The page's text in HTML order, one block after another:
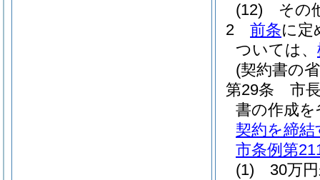
(12)
その
2
前条に定
ついては、
(契約書の
第29条
市
書の作成
契約を締
市条例第
(1)
30万